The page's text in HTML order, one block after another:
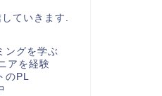
ていきます.
ングを学ぶ
アを経験
のPL